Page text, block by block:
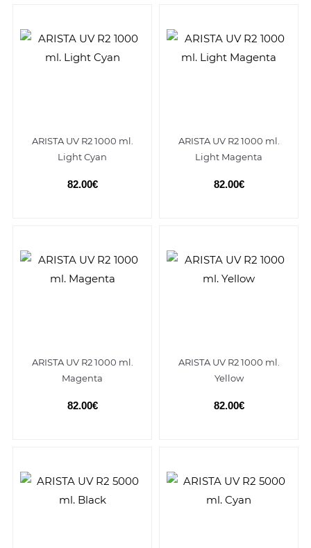
ARISTA UV R2 1000 ml.
Light Cyan
82.00€
ARISTA UV R2 1000 ml.
Light Magenta
82.00€
ARISTA UV R2 1000 ml.
Magenta
82.00€
ARISTA UV R2 1000 ml.
Yellow
82.00€